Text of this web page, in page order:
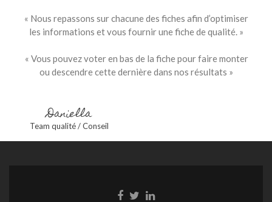
« Nous repassons sur chacune des fiches afin d’optimiser
les informations et vous fournir une fiche de qualité. »
« Vous pouvez voter en bas de la fiche pour faire monter
ou descendre cette dernière dans nos résultats »
Daniella
Team qualité / Conseil